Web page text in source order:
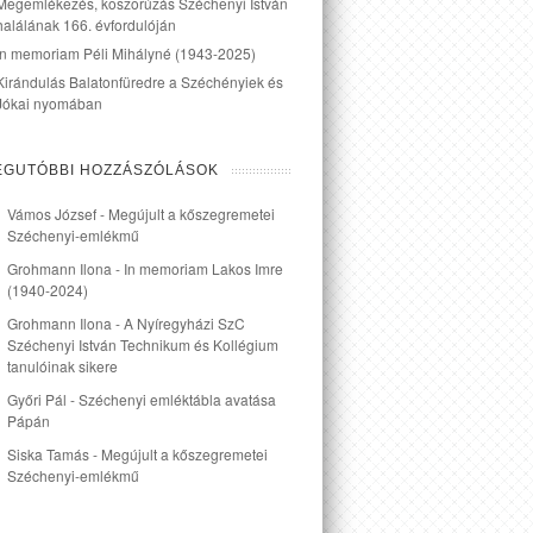
166. évfordulóján
memoriam Péli Mihályné (1943-2025)
Balatonfüredre a Széchényiek és
nyomában
HOZZÁSZÓLÁSOK
Vámos József- Megújult a kőszegremetei
Széchenyi-emlékmű
Grohmann Ilona - In memoriam Lakos Imre
(1940-2024)
Grohmann Ilona -A Nyíregyházi SzC
Széchenyi István Technikum és Kollégium
tanulóinak sikere
Győri Pál -Széchenyi emléktábla avatása
Pápán
Siska Tamás- Megújult a kőszegremetei
Széchenyi-emlékmű